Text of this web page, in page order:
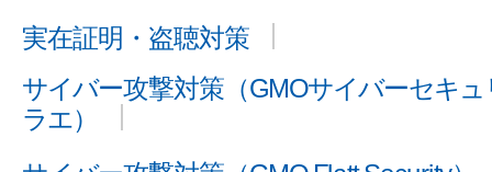
実在証明・盗聴対策
サイバー攻撃対策（GMOサイバーセキ
ラエ）